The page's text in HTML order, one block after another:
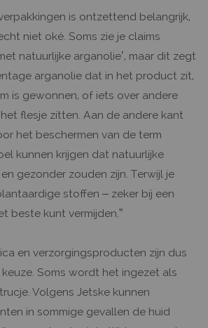
is ontzettend belangrijk,
niet oké. Soms zie je claims
natuurlijke arganolie’, maar dit zegt
arganolie dat in het product zit,
is gewonnen, of iets over andere
flesje zitten. Aan de andere kant
het beschermen van de term
kunnen krijgen dat natuurlijke
gezonder zouden zijn. Terwijl je
stoffen – zeker bij een
beste kunt vermijden.”
en verzorgingsproducten zijn dus
Soms wordt het ingezet als
Volgens Jetske kunnen
in sommige gevallen de huid